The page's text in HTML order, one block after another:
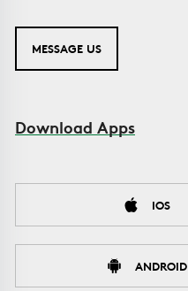
MESSAGE US
Download Apps
IOS
ANDROID